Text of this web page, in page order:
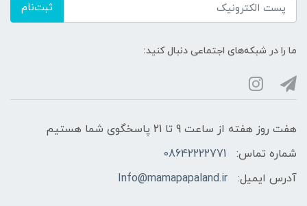
ثبت‌نام
ما را در شبکه‌های اجتماعی دنبال کنید:
هفت روز هفته از ساعت 9 تا 21 پاسخگوی شما هستیم
شماره تماس:
08642222771
آدرس ایمیل:
Info@mamapapaland.ir